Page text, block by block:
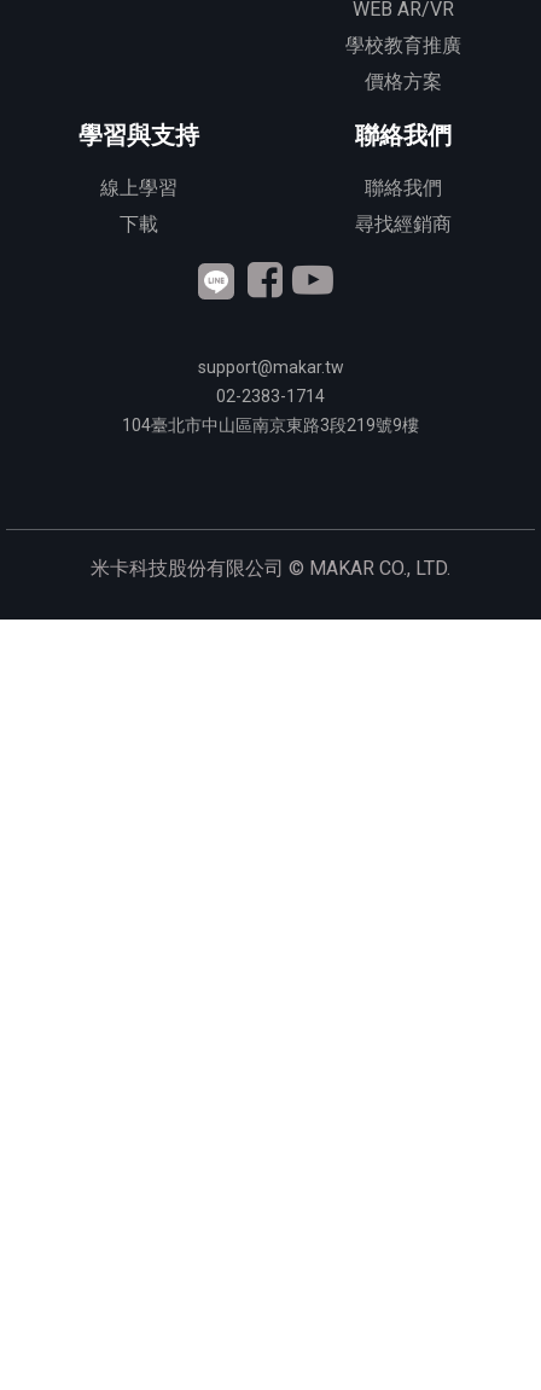
WEB AR/VR
學校教育推廣
價格方案
學習與支持
線上學習
下載
聯絡我們
聯絡我們
尋找經銷商
support@makar.tw
02-2383-1714
104臺北市中山區南京東路3段219號9樓
米卡科技股份有限公司 © MAKAR CO., LTD.